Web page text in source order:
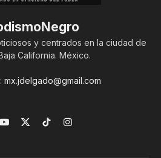
y centrados en la ciudad de
California. México.
mx.jdelgado@gmail.com
YouTube
X
TikTokInstagram